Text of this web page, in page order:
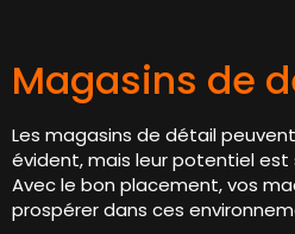
Magasins de
Les magasins de détail
évident, mais leur potentiel
Avec le bon placement, vos
prospérer dans ces